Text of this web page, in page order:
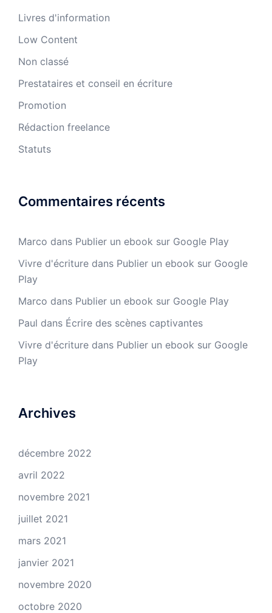
Livres d'information
Low Content
Non classé
Prestataires et conseil en écriture
Promotion
Rédaction freelance
Statuts
Commentaires récents
Marco dans Publier un ebook sur Google Play
Vivre d'écriture dans Publier un ebook sur Google
Play
Marco dans Publier un ebook sur Google Play
Paul dans Écrire des scènes captivantes
Vivre d'écriture dans Publier un ebook sur Google
Play
Archives
décembre 2022
avril 2022
novembre 2021
juillet 2021
mars 2021
janvier 2021
novembre 2020
octobre 2020